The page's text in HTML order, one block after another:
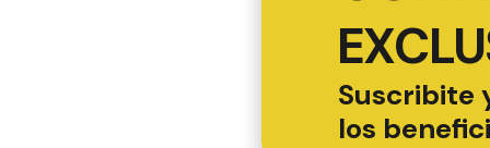
Suscribite
los